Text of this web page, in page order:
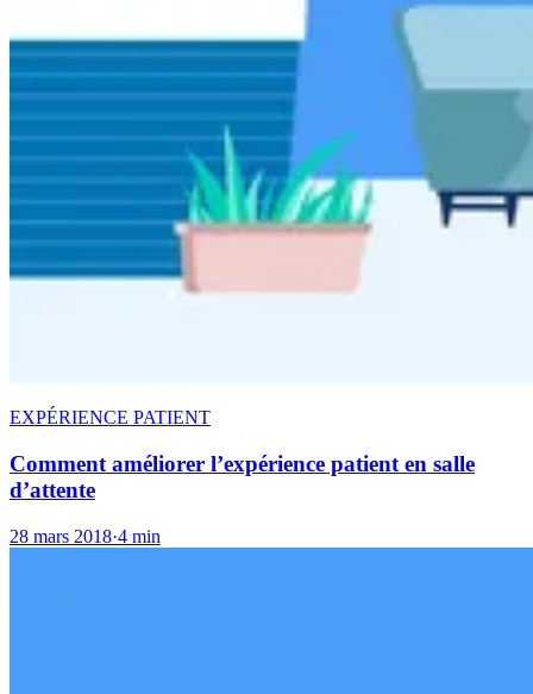
EXPÉRIENCE PATIENT
Comment améliorer l’expérience patient en salle
d’attente
28 mars 2018·4 min